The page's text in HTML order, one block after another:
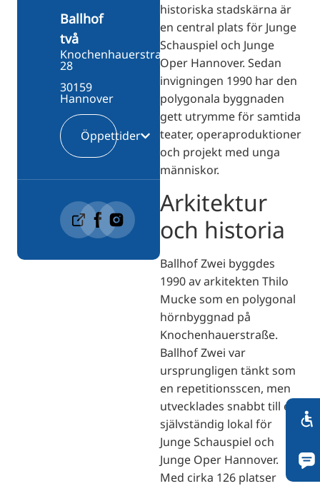
historiska stadskärna är
en central plats för Junge
Schauspiel och Junge
Oper Hannover. Sedan
invigningen 1990 har den
polygonala byggnaden
gett utrymme för samtida
teater, operaproduktioner
och projekt med unga
människor.
Arkitektur
och historia
Ballhof Zwei byggdes
1990 av arkitekten Thilo
Mucke som en polygonal
hörnbyggnad på
Knochenhauerstraße.
Ballhof Zwei var
ursprungligen tänkt som
en repetitionsscen, men
utvecklades snabbt till en
självständig lokal för
Junge Schauspiel och
Junge Oper Hannover.
Med cirka 126 platser
Ballhof
två
Knochenhauerstraße
28
30159
Hannover
Öppettider